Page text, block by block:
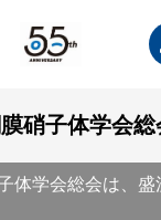
硝子体学会総
体学会総会は、盛